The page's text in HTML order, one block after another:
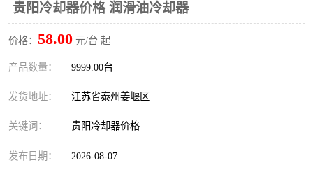
贵阳冷却器价格 润滑油冷却器
价格： 58.00 元/台 起
产品数量： 9999.00台
发货地址： 江苏省泰州姜堰区
关键词： 贵阳冷却器价格
发布日期： 2026-08-07